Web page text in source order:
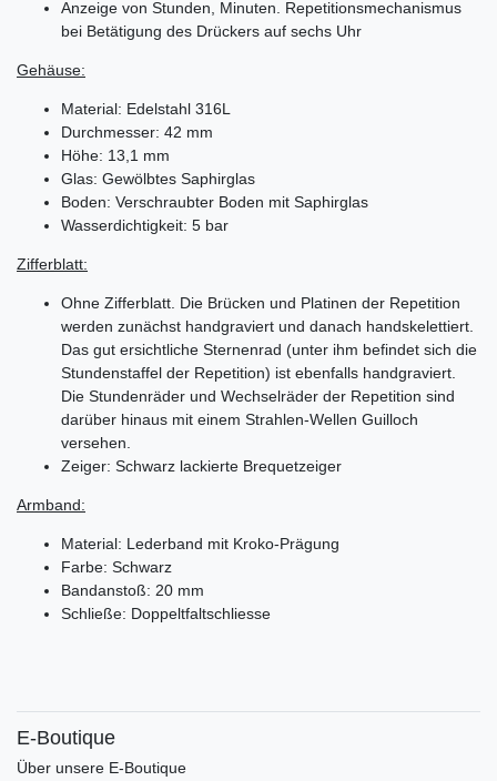
Anzeige von Stunden, Minuten. Repetitionsmechanismus
bei Betätigung des Drückers auf sechs Uhr
Gehäuse:
Material: Edelstahl 316L
Durchmesser: 42 mm
Höhe: 13,1 mm
Glas: Gewölbtes Saphirglas
Boden: Verschraubter Boden mit Saphirglas
Wasserdichtigkeit: 5 bar
Zifferblatt:
Ohne Zifferblatt. Die Brücken und Platinen der Repetition
werden zunächst handgraviert und danach handskelettiert.
Das gut ersichtliche Sternenrad (unter ihm befindet sich die
Stundenstaffel der Repetition) ist ebenfalls handgraviert.
Die Stundenräder und Wechselräder der Repetition sind
darüber hinaus mit einem Strahlen-Wellen Guilloch
versehen.
Zeiger: Schwarz lackierte Brequetzeiger
Armband:
Material: Lederband mit Kroko-Prägung
Farbe: Schwarz
Bandanstoß: 20 mm
Schließe: Doppeltfaltschliesse
E-Boutique
Über unsere E-Boutique